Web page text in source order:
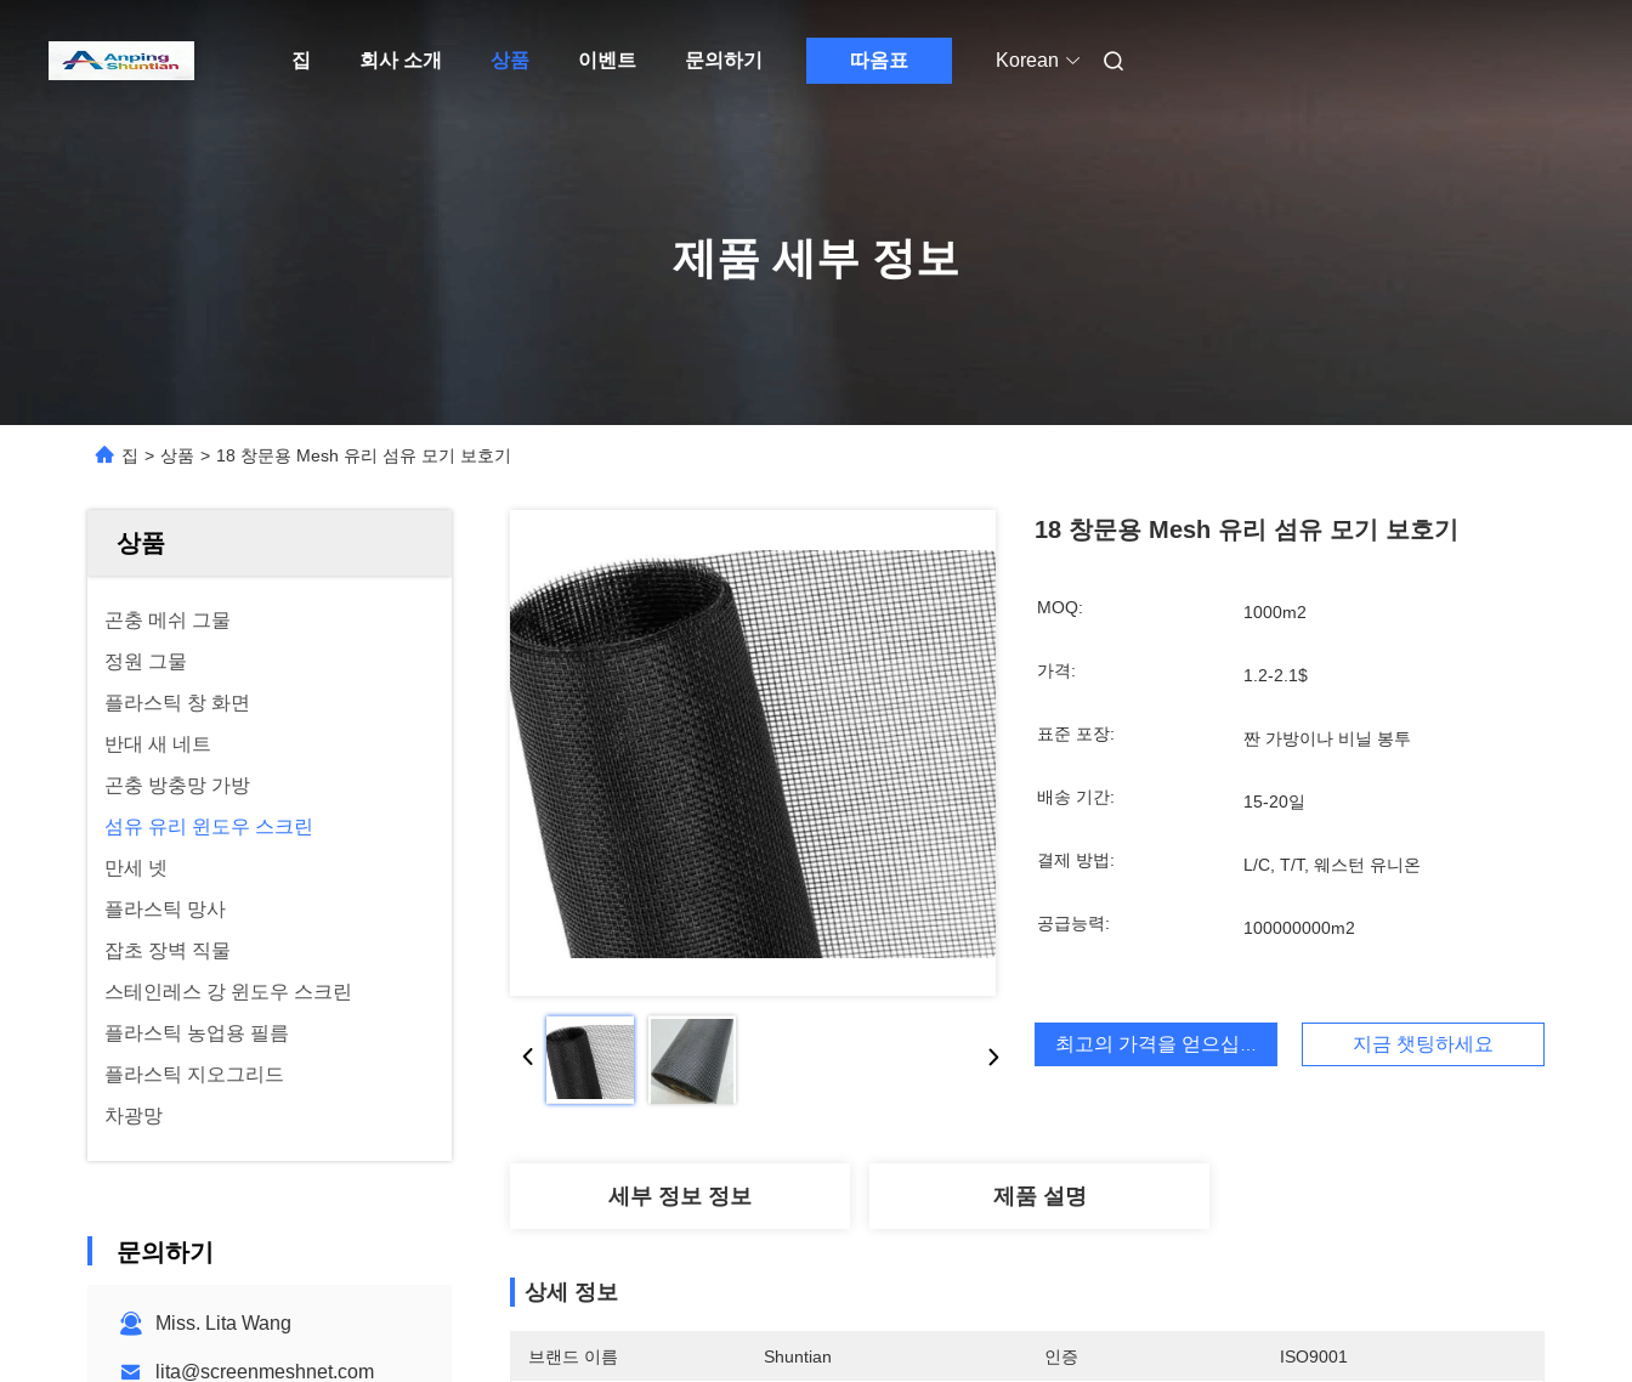
집 회사 소개 상품 이벤트 문의하기 따옴표 Korean
제품 세부 정보
집 > 상품 > 18 창문용 Mesh 유리 섬유 모기 보호기
상품
곤충 메쉬 그물
정원 그물
플라스틱 창 화면
반대 새 네트
곤충 방충망 가방
섬유 유리 윈도우 스크린
만세 넷
플라스틱 망사
잡초 장벽 직물
스테인레스 강 윈도우 스크린
플라스틱 농업용 필름
플라스틱 지오그리드
차광망
문의하기
Miss. Lita Wang
lita@screenmeshnet.com
18 창문용 Mesh 유리 섬유 모기 보호기
MOQ: 1000m2
가격: 1.2-2.1$
표준 포장: 짠 가방이나 비닐 봉투
배송 기간: 15-20일
결제 방법: L/C, T/T, 웨스턴 유니온
공급능력: 100000000m2
최고의 가격을 얻으십시오 지금 챗팅하세요
세부 정보 정보 제품 설명
상세 정보
브랜드 이름 Shuntian 인증 ISO9001